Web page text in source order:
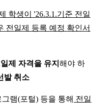
학생이 '26.3.1.기준 전일
전일제 등록 예정 확인서
제 자격을 유지 해야 하
발 취소
램(포털) 등을 통해 전일